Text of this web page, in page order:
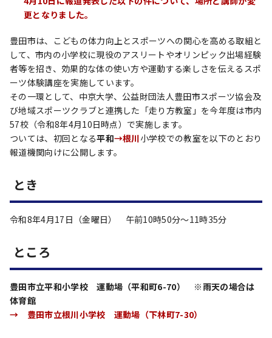
更となりました。
豊田市は、こどもの体力向上とスポーツへの関心を高める取組と
して、市内の小学校に現役のアスリートやオリンピック出場経験
者等を招き、効果的な体の使い方や運動する楽しさを伝えるスポ
ーツ体験講座を実施しています。
その一環として、中京大学、公益財団法人豊田市スポーツ協会及
び地域スポーツクラブと連携した「走り方教室」を今年度は市内
57校（令和8年4月10日時点）で実施します。
ついては、初回となる平和→根川小学校での教室を以下のとおり
報道機関向けに公開します。
とき
令和8年4月17日（金曜日） 午前10時50分～11時35分
ところ
豊田市立平和小学校 運動場（平和町6-70） ※雨天の場合は
体育館
→ 豊田市立根川小学校 運動場（下林町7-30）